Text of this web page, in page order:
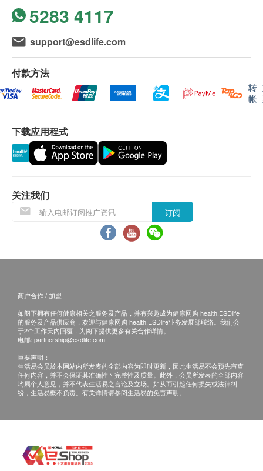
(1) 亲身领取：客户亲身往毅力综合医护体检中心
领取报告，并由本中心医生或註册护士亲自讲解报
告；
(2) 电话讲解报告：客户需於讲解报告前到本中心
领取验身报告，并预约本中心医生或註册护士透过
电话户讲解报告。如需他人代领取验身报告，代领
者需带同授权书及该客户之身分證副本到本中心领
如有争议，毅力医护健康集团保留最後决定权。
所有身体检查并非作为医务诊断或治疗用途。
所有健康检查/服务并非作为医务诊断或治疗用
途。当阁下身体健康出现任何疾病征兆时，应立即
咨询有认可资格的医生，作出诊断及治疗。
本服务/产品由商户提供。生活易【健康网购
网购health.ESDlife概不负责。一切有关的索偿或
查询，须向提供服务之体检中心或商户提出。
5283 4117
support@esdlife.com
付款方法
转
帐
下载应用程式
关注我们
订阅
商户合作 / 加盟
如阁下拥有任何健康相关之服务及产品，并有兴趣成为健康网购 health.ESDlife
的服务及产品供应商，欢迎与健康网购 health.ESDlife业务发展部联络。我们会
于2个工作天内回覆，为阁下提供更多有关合作详情。
电邮: partnership@esdlife.com
重要声明：
生活易会员於本网站内所发表的全部内容为即时更新，因此生活易不会预先审查
任何内容，并不会保证其准确性丶完整性及质量。此外，会员所发表的全部内容
均属个人意见，并不代表生活易之言论及立场。如从而引起任何损失或法律纠
纷，生活易概不负责。有关详情请参阅生活易的免责声明。